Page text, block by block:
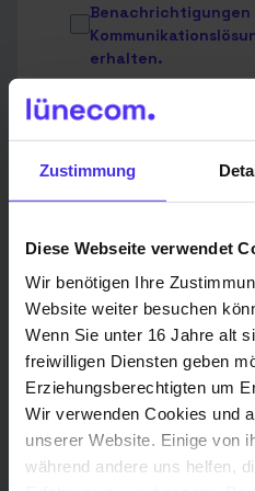
Zustimmung
Diese Webseite verwendet
Wir benötigen Ihre
Website weiter besuchen
Wenn Sie unter 16 Jahre alt
freiwilligen Diensten geben
Erziehungsberechtigten um
Wir verwenden Cookies und
unserer Website. Einige von
während andere uns helfen,
Benachrichtigungen
erhalten.
Du kannst diese
abbestellen. Weitere
Abbestellen, zu unseren
dazu, wie wir Deine
respektieren, findest Du in
Datenschutzrichtlinie.
Ich stimme der
Daten durch
Indem Sie unten auf
zu, dass die Lünecom
GmbH die oben
Daten speichert und
angeforderten Inhalte
Wir verwenden Deine